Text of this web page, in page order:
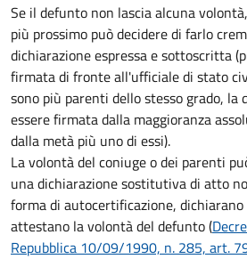
Se il defunto non lascia alcuna
più prossimo può decidere di farlo
dichiarazione espressa e sottoscritta
firmata di fronte all'ufficiale di stato
sono più parenti dello stesso grado, la
essere firmata dalla maggioranza
dalla metà più uno di essi).
La volontà del coniuge o dei parenti
una dichiarazione sostitutiva di atto
forma di autocertificazione,
attestano la volontà del defunto (
Repubblica 10/09/1990, n. 285, art.